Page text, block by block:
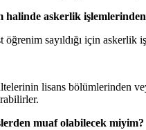
halinde askerlik
sayıldığı için askerlik
lisans bölümlerinden
muaf olabilecek miyim?